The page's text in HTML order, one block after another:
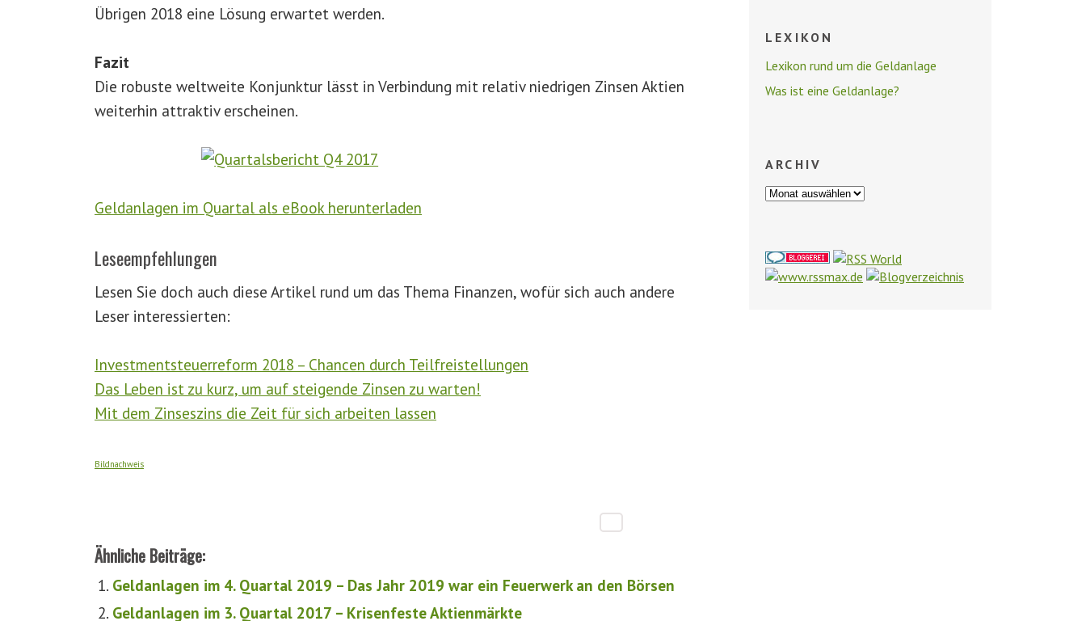
Übrigen 2018 eine Lösung erwartet werden.
Fazit
Die robuste weltweite Konjunktur lässt in Verbindung mit relativ niedrigen Zinsen Aktien
weiterhin attraktiv erscheinen.
Geldanlagen im Quartal als eBook herunterladen
Leseempfehlungen
Lesen Sie doch auch diese Artikel rund um das Thema Finanzen, wofür sich auch andere
Leser interessierten:
Investmentsteuerreform 2018 – Chancen durch Teilfreistellungen
Das Leben ist zu kurz, um auf steigende Zinsen zu warten!
Mit dem Zinseszins die Zeit für sich arbeiten lassen
Bildnachweis
Ähnliche Beiträge:
Geldanlagen im 4. Quartal 2019 – Das Jahr 2019 war ein Feuerwerk an den Börsen
Geldanlagen im 3. Quartal 2017 – Krisenfeste Aktienmärkte
LEXIKON
Lexikon rund um die Geldanlage
Was ist eine Geldanlage?
ARCHIV